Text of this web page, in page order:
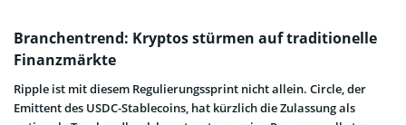
Branchentrend: Kryptos stürmen auf traditionelle
Finanzmärkte
Ripple ist mit diesem Regulierungssprint nicht allein. Circle, der
Emittent des USDC-Stablecoins, hat kürzlich die Zulassung als